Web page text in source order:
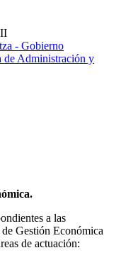
- Gobierno
de Administración y
a las
Gestión Económica
de actuación: